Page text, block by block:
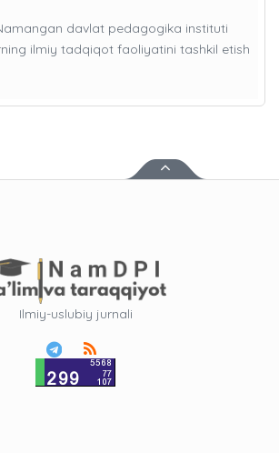
davlat pedagogika instituti
ilmiy tadqiqot faoliyatini tashkil etish
Ilmiy-uslubiy jurnali